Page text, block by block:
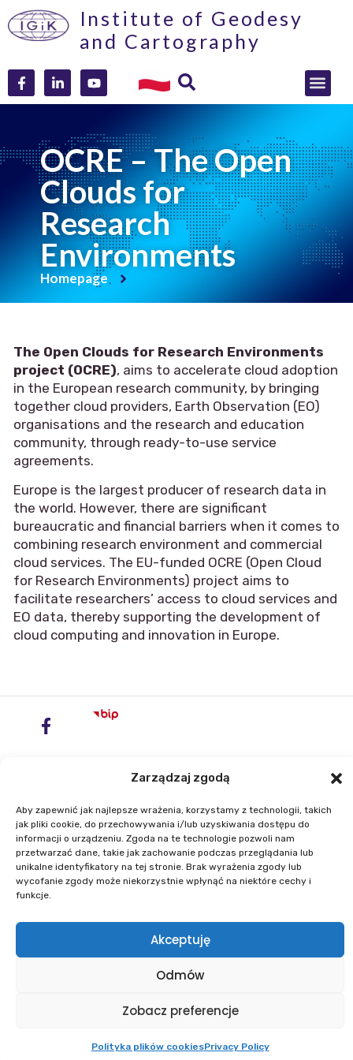
Zarządzaj zgodą
Aby zapewnić jak najlepsze wrażenia, korzystamy z technologii, takich
jak pliki cookie, do przechowywania i/lub uzyskiwania dostępu do
informacji o urządzeniu. Zgoda na te technologie pozwoli nam
przetwarzać dane, takie jak zachowanie podczas przeglądania lub
unikalne identyfikatory na tej stronie. Brak wyrażenia zgody lub
wycofanie zgody może niekorzystnie wpłynąć na niektóre cechy i
funkcje.
Akceptuję
Odmów
Zobacz preferencje
Polityka plików cookiesPrivacy Policy
Institute of Geodesy
and Cartography
OCRE – The Open
Clouds for
Research
Environments
Homepage
The Open Clouds for Research Environments
project (OCRE), aims to accelerate cloud adoption
in the European research community, by bringing
together cloud providers, Earth Observation (EO)
organisations and the research and education
community, through ready-to-use service
agreements.
Europe is the largest producer of research data in
the world. However, there are significant
bureaucratic and financial barriers when it comes to
combining research environment and commercial
cloud services. The EU-funded OCRE (Open Cloud
for Research Environments) project aims to
facilitate researchers’ access to cloud services and
EO data, thereby supporting the development of
cloud computing and innovation in Europe.
Institute of Geodesy and Cartography
ul. Zygmunta Modzelewskiego 27
Phone: +48 22 329 19 00